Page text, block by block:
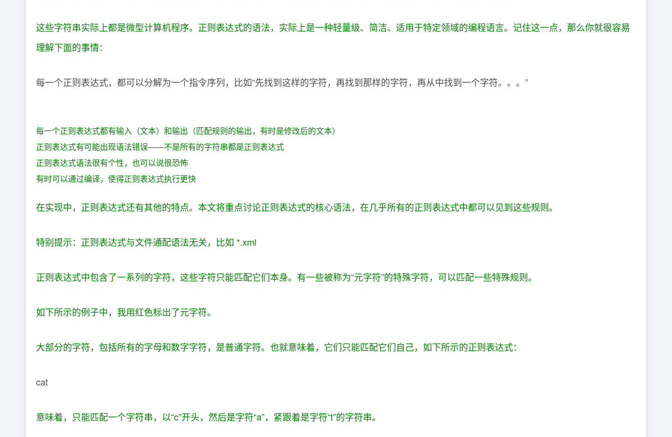
这些字符串实际上都是微型计算机程序。正则表达式的语法，实际上是一种轻量级、简洁、适用于特定领域的编程语言。记住这一点，那么你就很容易
理解下面的事情：
每一个正则表达式，都可以分解为一个指令序列，比如“先找到这样的字符，再找到那样的字符，再从中找到一个字符。。。”
每一个正则表达式都有输入（文本）和输出（匹配规则的输出，有时是修改后的文本）
正则表达式有可能出现语法错误——不是所有的字符串都是正则表达式
正则表达式语法很有个性，也可以说很恐怖
有时可以通过编译，使得正则表达式执行更快
在实现中，正则表达式还有其他的特点。本文将重点讨论正则表达式的核心语法，在几乎所有的正则表达式中都可以见到这些规则。
特别提示：正则表达式与文件通配语法无关，比如 *.xml
正则表达式中包含了一系列的字符，这些字符只能匹配它们本身。有一些被称为“元字符”的特殊字符，可以匹配一些特殊规则。
如下所示的例子中，我用红色标出了元字符。
大部分的字符，包括所有的字母和数字字符，是普通字符。也就意味着，它们只能匹配它们自己，如下所示的正则表达式：
cat
意味着，只能匹配一个字符串，以“c”开头，然后是字符“a”，紧跟着是字符“t”的字符串。